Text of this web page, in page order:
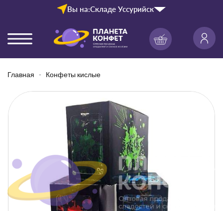
Вы на:Складе Уссурийск
Главная Конфеты кислые